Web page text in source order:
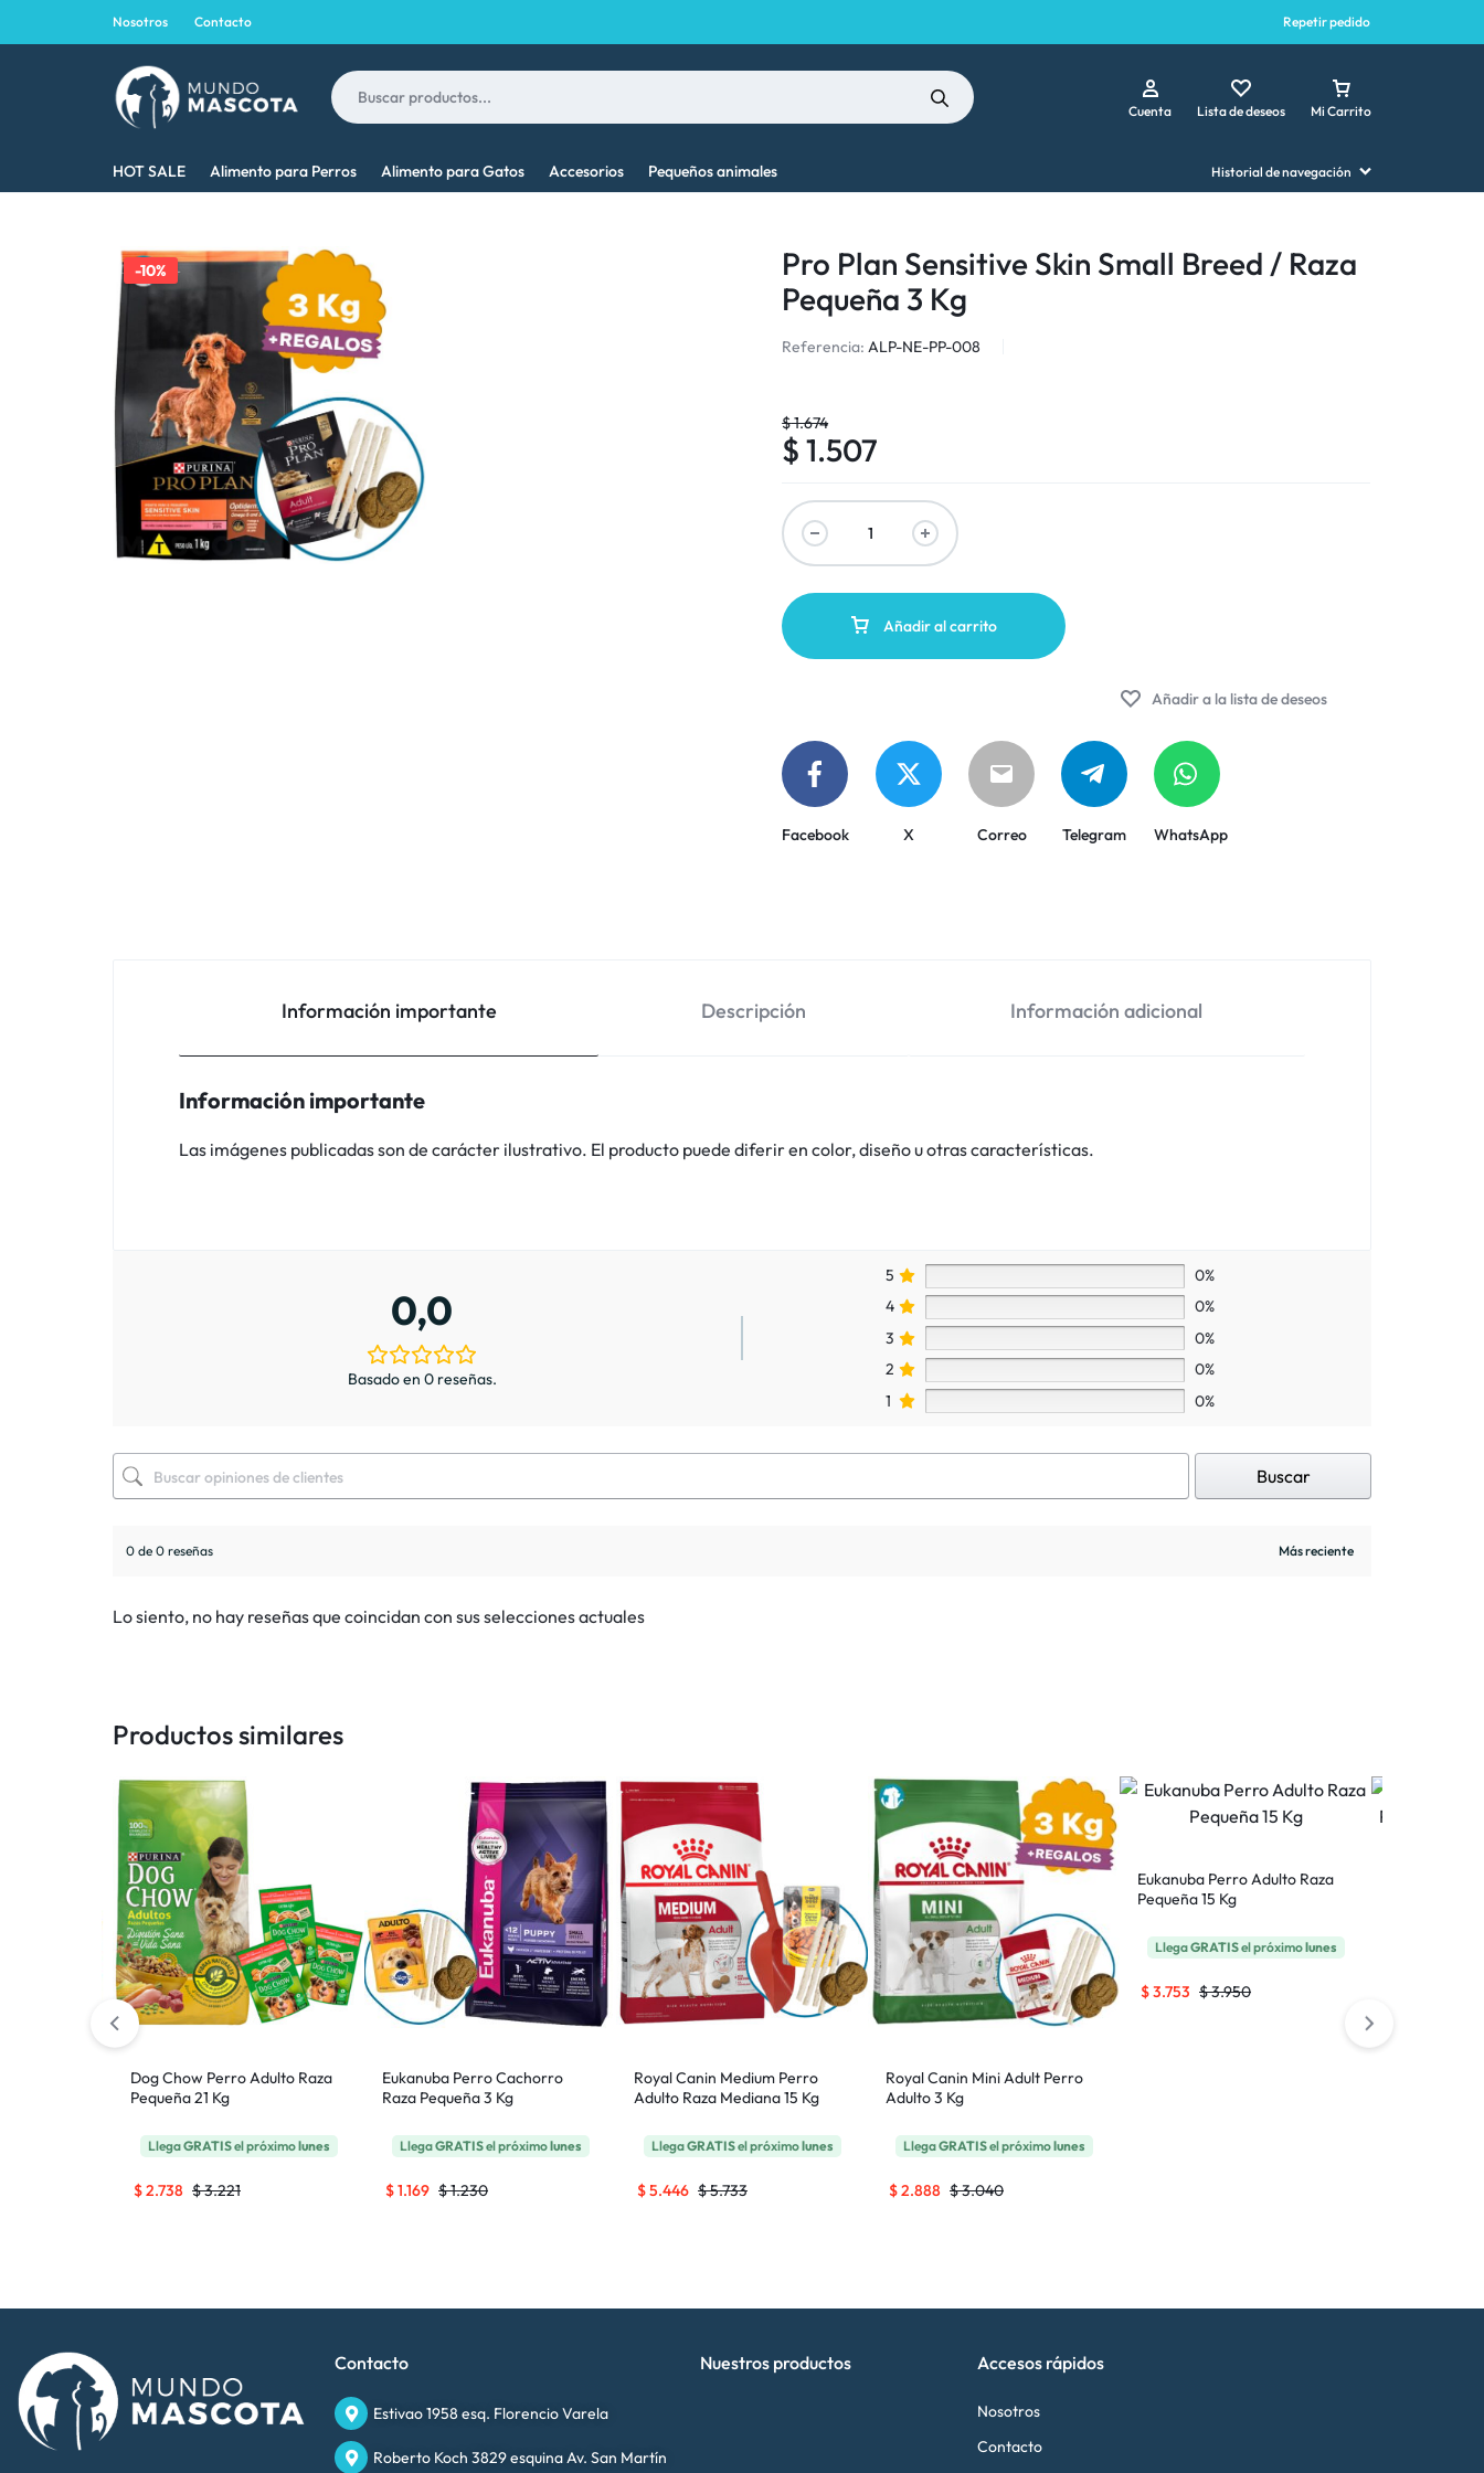
Nosotros Contacto Repetir pedido
MASCOTA
MEJOR
PARA
TU
MASCOTA
Cuenta Lista de deseos Mi Carrito
HOT SALE Alimento para Perros Alimento para Gatos Accesorios Pequeños animales Historial de navegación
-10%
Pro Plan Sensitive Skin Small Breed / Raza
Pequeña 3 Kg
Referencia: ALP-NE-PP-008
$1.674
$ 1.507
Añadir al carrito
Añadir a la lista de deseos
Facebook X Correo Telegram WhatsApp
Información importante Descripción Información adicional
Información importante
Las imágenes publicadas son de carácter ilustrativo. El producto puede diferir en color, diseño u otras características.
0,0
Basado en 0 reseñas.
5
0%
4
0%
3
0%
2
0%
1
0%
Buscar
0 de 0 reseñas
Lo siento, no hay reseñas que coincidan con sus selecciones actuales
Productos similares
Dog Chow Perro Adulto Raza
Pequeña 21 Kg
LlegaGRATISel próximolunes
$3.221
$2.738
Eukanuba Perro Cachorro
Raza Pequeña 3 Kg
LlegaGRATISel próximolunes
$1.230
$1.169
Royal Canin Medium Perro
Adulto Raza Mediana 15 Kg
LlegaGRATISel próximolunes
$5.733
$5.446
Royal Canin Mini Adult Perro
Adulto 3 Kg
LlegaGRATISel próximolunes
$3.040
$2.888
Eukanuba Perro Adulto Raza
Pequeña 15 Kg
LlegaGRATISel próximolunes
$3.950
$3.753
Contacto
Estivao 1958 esq. Florencio Varela
Roberto Koch 3829 esquina Av. San Martín
Nuestros productos Accesos rápidos
Nosotros
Contacto